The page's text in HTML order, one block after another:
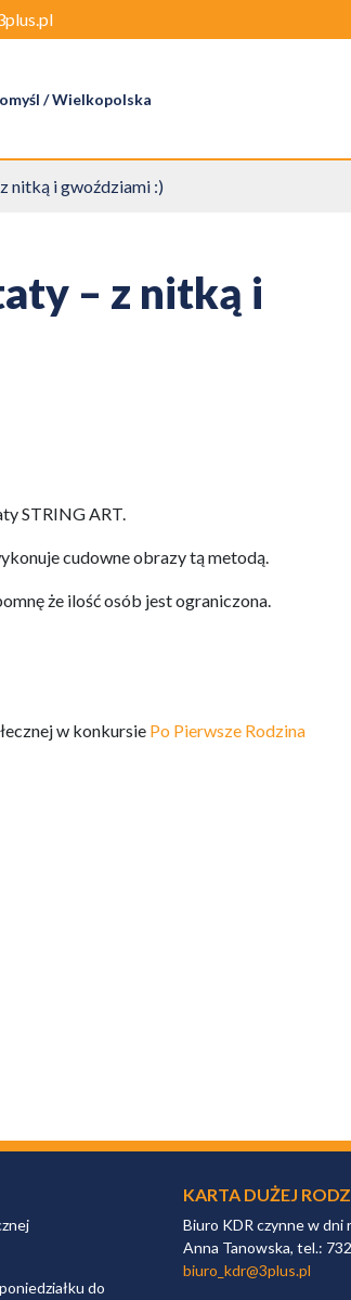
/ Wielkopolska
nitką i gwoździami :)
– z nitką i
STRING ART.
cudowne obrazy tą metodą.
że ilość osób jest ograniczona.
w konkursie Po Pierwsze Rodzina
do
KARTA DUŻEJ
Biuro KDR czynne w dni
Anna Tanowska, tel.:
biuro_kdr@3plus.pl